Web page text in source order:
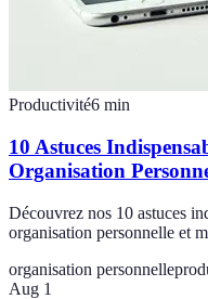
Productivité6 min
10 Astuces
Organisation
Découvrez nos 10 astuces
organisation personnelle et
organisation personnelle
Aug 1